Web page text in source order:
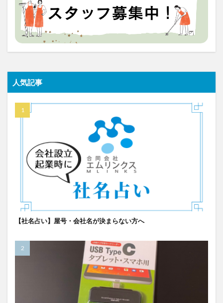
人気記事
【社名占い】屋号・会社名が決まらない方へ